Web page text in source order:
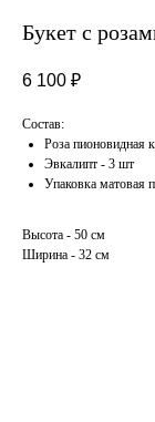
Букет с
6 100 ₽
Состав:
Роза пионовидная
Эвкалипт - 3 шт
Упаковка матовая
Высота - 50 см
Ширина - 32 см